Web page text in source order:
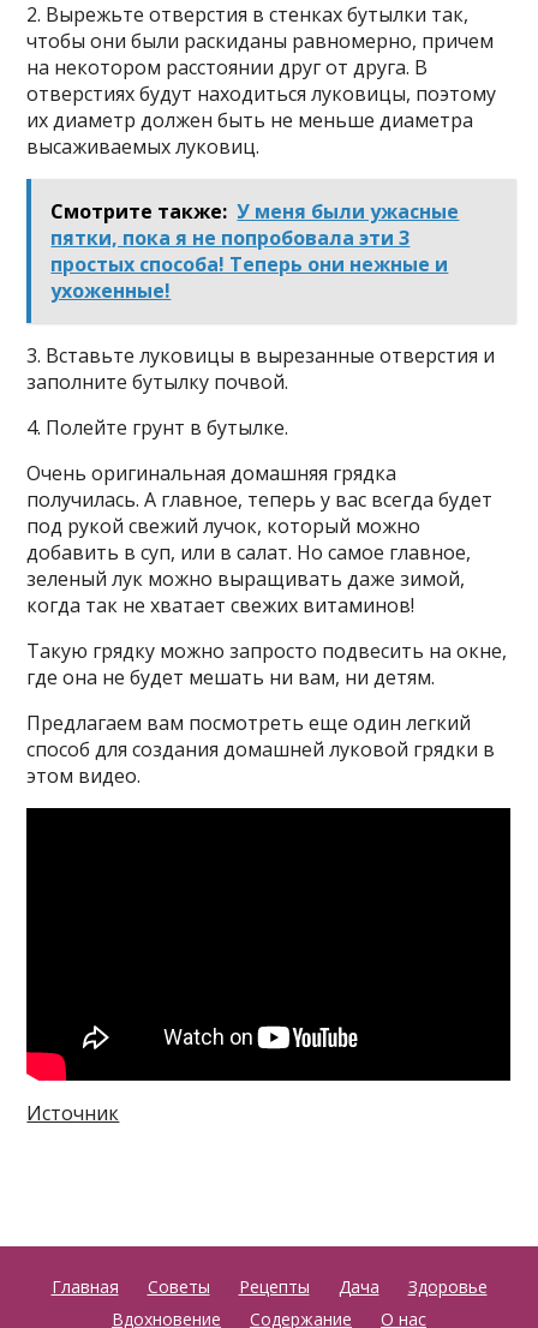
2. Вырежьте отверстия в стенках бутылки так,
чтобы они были раскиданы равномерно, причем
на некотором расстоянии друг от друга. В
отверстиях будут находиться луковицы, поэтому
их диаметр должен быть не меньше диаметра
высаживаемых луковиц.
Смотрите также: У меня были ужасные
пятки, пока я не попробовала эти 3
простых способа! Теперь они нежные и
ухоженные!
3. Вставьте луковицы в вырезанные отверстия и
заполните бутылку почвой.
4. Полейте грунт в бутылке.
Очень оригинальная домашняя грядка
получилась. А главное, теперь у вас всегда будет
под рукой свежий лучок, который можно
добавить в суп, или в салат. Но самое главное,
зеленый лук можно выращивать даже зимой,
когда так не хватает свежих витаминов!
Такую грядку можно запросто подвесить на окне,
где она не будет мешать ни вам, ни детям.
Предлагаем вам посмотреть еще один легкий
способ для создания домашней луковой грядки в
этом видео.
Источник
Главная Советы Рецепты Дача
Здоровье
Вдохновение
Содержание О нас